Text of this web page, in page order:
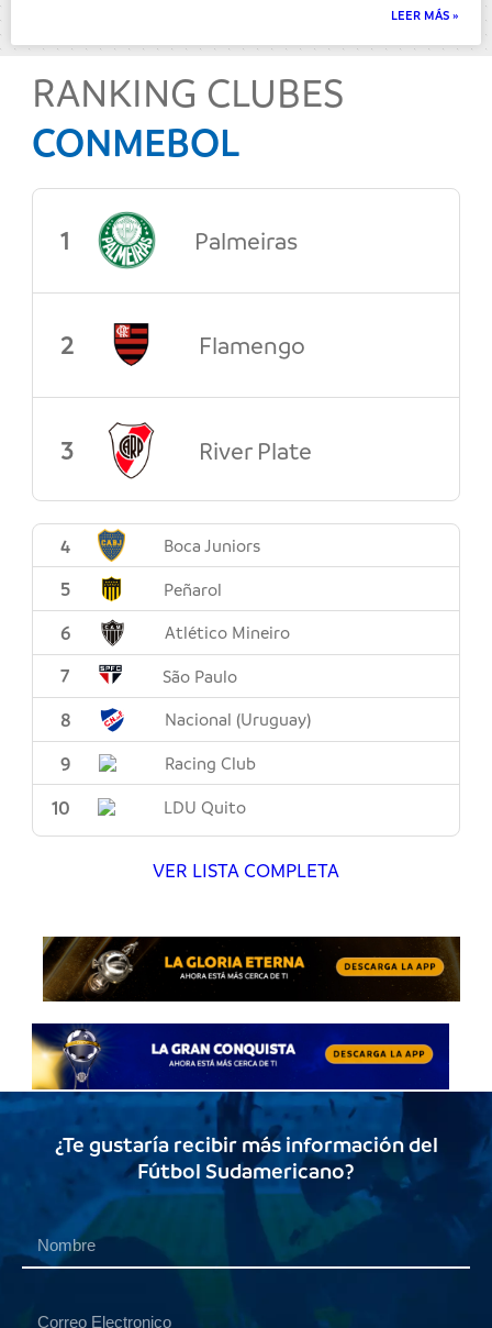
LEER MÁS »
RANKING CLUBES
CONMEBOL
1 Palmeiras
2 Flamengo
3 River Plate
4 Boca Juniors
5 Peñarol
6 Atlético Mineiro
7 São Paulo
8 Nacional (Uruguay)
9 Racing Club
10 LDU Quito
VER LISTA COMPLETA
¿Te gustaría recibir más información del
Fútbol Sudamericano?